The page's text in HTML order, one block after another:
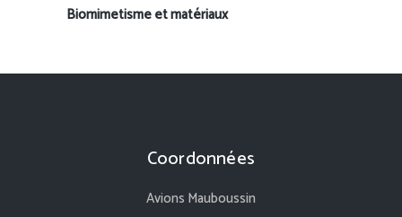
Biomimetisme et matériaux
Coordonnées
Avions Mauboussin